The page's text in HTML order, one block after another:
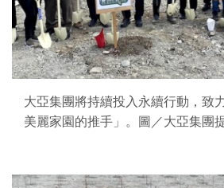
大亞集團將持續投入永續行動，致
美麗家園的推手」。圖／大亞集團